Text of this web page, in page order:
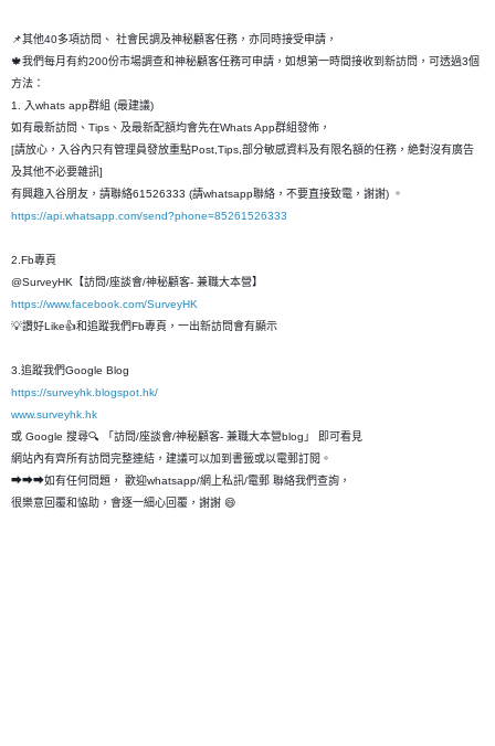
📌其他40多項訪問、 社會民調及神秘顧客任務，亦同時接受申請，
🍁我們每月有約200份市場調查和神秘顧客任務可申請，如想第一時間接收到新訪問，可透過3個
方法：
1. 入whats app群組 (最建議)
如有最新訪問、Tips、及最新配額均會先在Whats App群組發佈，
[請放心，入谷內只有管理員發放重點Post,Tips,部分敏感資料及有限名額的任務，絶對沒有廣告
及其他不必要雜訊]
有興趣入谷朋友，請聯絡61526333 (請whatsapp聯絡，不要直接致電，謝謝) 。
https://api.whatsapp.com/send?phone=85261526333
2.Fb專頁
@SurveyHK【訪問/座談會/神秘顧客- 兼職大本營】
https://www.facebook.com/SurveyHK
💡讚好Like👍和追蹤我們Fb專頁，一出新訪問會有顯示
3.追蹤我們Google Blog
https://surveyhk.blogspot.hk/
www.surveyhk.hk
或 Google 搜尋🔍 「訪問/座談會/神秘顧客- 兼職大本營blog」 即可看見
網站內有齊所有訪問完整連結，建議可以加到書籤或以電郵訂閱。
➡➡➡如有任何問題， 歡迎whatsapp/網上私訊/電郵 聯絡我們查詢，
很樂意回覆和恊助，會逐一細心回覆，謝謝 😄